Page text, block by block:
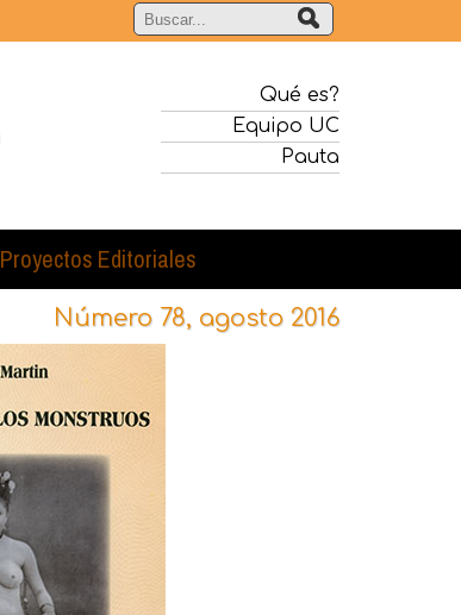
Qué es?
Equipo UC
Pauta
Proyectos Editoriales
Número 78, agosto 2016